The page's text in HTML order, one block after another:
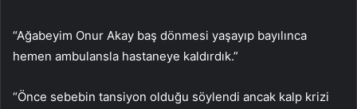
“Ağabeyim Onur Akay baş dönmesi yaşayıp bayılınca
hemen ambulansla hastaneye kaldırdık.”
“Önce sebebin tansiyon olduğu söylendi ancak kalp krizi